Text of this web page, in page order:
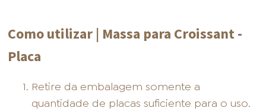
Como utilizar | Massa para Croissant -
Placa
Retire da embalagem somente a
quantidade de placas suficiente para o uso.